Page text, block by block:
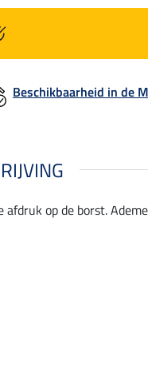
Beschikbaarheid in de
op de borst.